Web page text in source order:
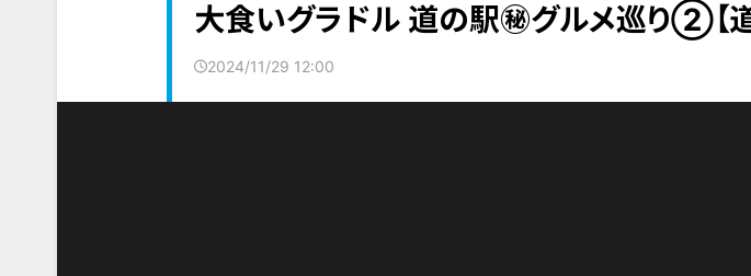
大食いグラドル 道の駅㊙︎グルメ巡り②【道
2024/11/29 12:00